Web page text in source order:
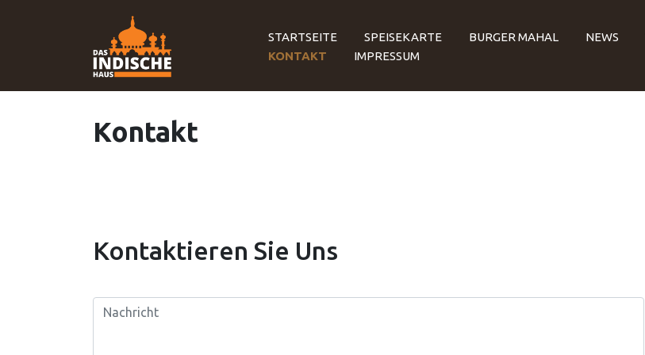
STARTSEITE SPEISEKARTE BURGER MAHAL NEWS
KONTAKT IMPRESSUM
Kontakt
Kontaktieren Sie Uns